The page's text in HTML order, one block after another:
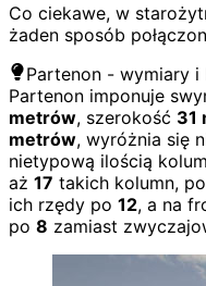
Co ciekawe, w
żaden sposób
Partenon - wymiary i
Partenon imponuje
metrów, szerokość 31
metrów, wyróżnia się
nietypową ilością
aż 17 takich kolumn,
ich rzędy po 12, a na
po 8 zamiast